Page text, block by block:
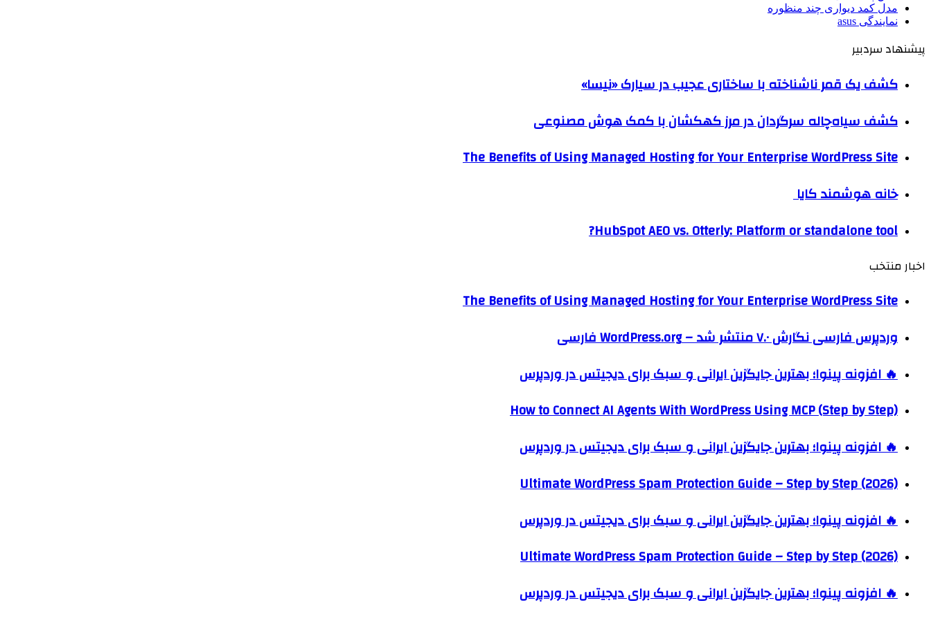
مدل کمد دیواری چند منظوره
نمایندگی asus
پیشنهاد سردبیر
کشف یک قمر ناشناخته با ساختاری عجیب در سیارک «نیسا»
کشف سیاه‌چاله سرگردان در مرز کهکشان با کمک هوش مصنوعی
The Benefits of Using Managed Hosting for Your Enterprise WordPress Site
خانه هوشمند کایا
HubSpot AEO vs. Otterly: Platform or standalone tool?
اخبار منتخب
The Benefits of Using Managed Hosting for Your Enterprise WordPress Site
وردپرس فارسی نگارش ۷.۰ منتشر شد – WordPress.org فارسی
🔥 افزونه پینوا؛ بهترین جایگزین ایرانی و سبک برای دیجیتس در وردپرس
How to Connect AI Agents With WordPress Using MCP (Step by Step)
🔥 افزونه پینوا؛ بهترین جایگزین ایرانی و سبک برای دیجیتس در وردپرس
Ultimate WordPress Spam Protection Guide – Step by Step (2026)
🔥 افزونه پینوا؛ بهترین جایگزین ایرانی و سبک برای دیجیتس در وردپرس
Ultimate WordPress Spam Protection Guide – Step by Step (2026)
🔥 افزونه پینوا؛ بهترین جایگزین ایرانی و سبک برای دیجیتس در وردپرس